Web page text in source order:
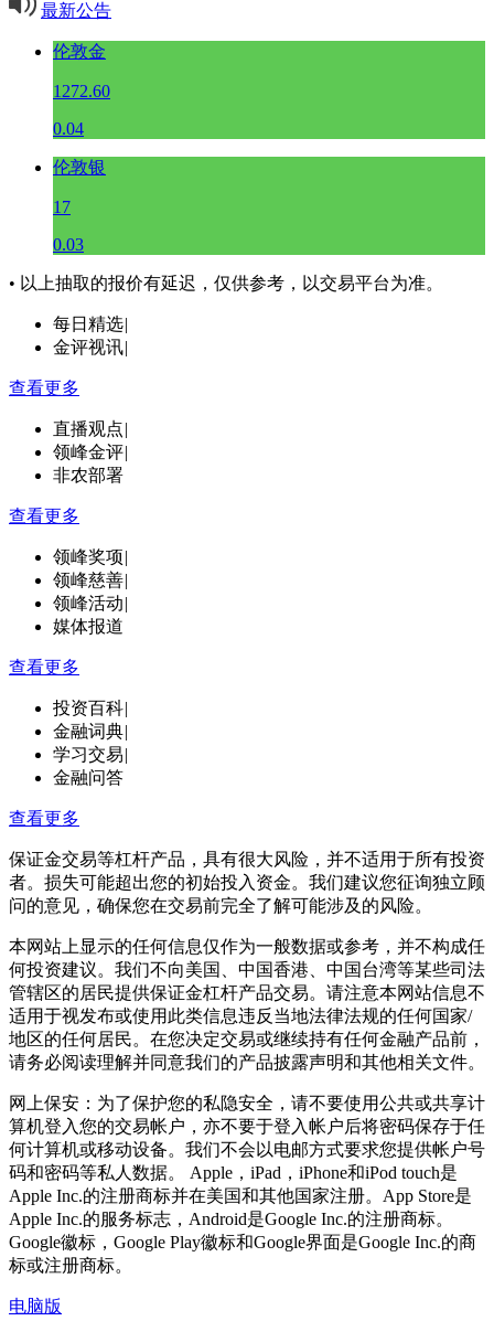
最新公告
伦敦金
1272.60
0.04
伦敦银
17
0.03
• 以上抽取的报价有延迟，仅供参考，以交易平台为准。
每日精选|
金评视讯|
查看更多
直播观点|
领峰金评|
非农部署
查看更多
领峰奖项|
领峰慈善|
领峰活动|
媒体报道
查看更多
投资百科|
金融词典|
学习交易|
金融问答
查看更多
保证金交易等杠杆产品，具有很大风险，并不适用于所有投资
者。损失可能超出您的初始投入资金。我们建议您征询独立顾
问的意见，确保您在交易前完全了解可能涉及的风险。
本网站上显示的任何信息仅作为一般数据或参考，并不构成任
何投资建议。我们不向美国、中国香港、中国台湾等某些司法
管辖区的居民提供保证金杠杆产品交易。请注意本网站信息不
适用于视发布或使用此类信息违反当地法律法规的任何国家/
地区的任何居民。在您决定交易或继续持有任何金融产品前，
请务必阅读理解并同意我们的产品披露声明和其他相关文件。
网上保安：为了保护您的私隐安全，请不要使用公共或共享计
算机登入您的交易帐户，亦不要于登入帐户后将密码保存于任
何计算机或移动设备。我们不会以电邮方式要求您提供帐户号
码和密码等私人数据。 Apple，iPad，iPhone和iPod touch是
Apple Inc.的注册商标并在美国和其他国家注册。App Store是
Apple Inc.的服务标志，Android是Google Inc.的注册商标。
Google徽标，Google Play徽标和Google界面是Google Inc.的商
标或注册商标。
电脑版